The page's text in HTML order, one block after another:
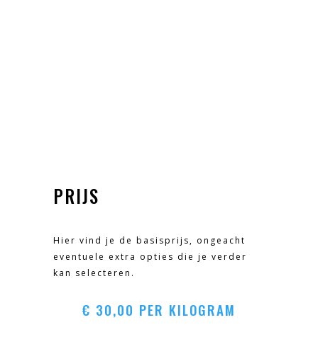
PRIJS
Hier vind je de basisprijs, ongeacht
eventuele extra opties die je verder
kan selecteren.
€ 30,00 PER KILOGRAM